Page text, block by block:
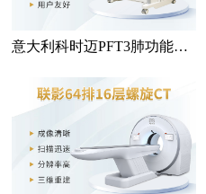
意大利科时迈PFT3肺功能检